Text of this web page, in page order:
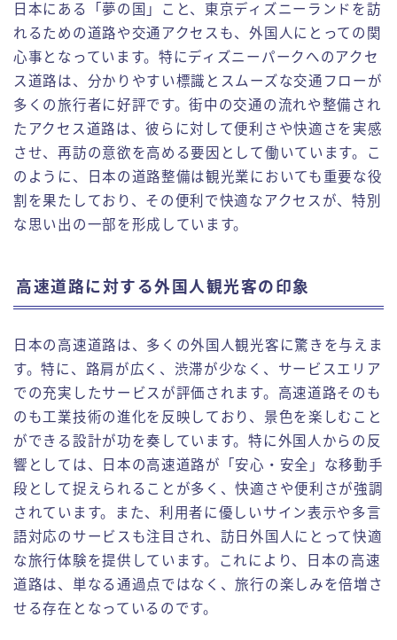
日本にある「夢の国」こと、東京ディズニーランドを訪
れるための道路や交通アクセスも、外国人にとっての関
心事となっています。特にディズニーパークへのアクセ
ス道路は、分かりやすい標識とスムーズな交通フローが
多くの旅行者に好評です。街中の交通の流れや整備され
たアクセス道路は、彼らに対して便利さや快適さを実感
させ、再訪の意欲を高める要因として働いています。こ
のように、日本の道路整備は観光業においても重要な役
割を果たしており、その便利で快適なアクセスが、特別
な思い出の一部を形成しています。
高速道路に対する外国人観光客の印象
日本の高速道路は、多くの外国人観光客に驚きを与えま
す。特に、路肩が広く、渋滞が少なく、サービスエリア
での充実したサービスが評価されます。高速道路そのも
のも工業技術の進化を反映しており、景色を楽しむこと
ができる設計が功を奏しています。特に外国人からの反
響としては、日本の高速道路が「安心・安全」な移動手
段として捉えられることが多く、快適さや便利さが強調
されています。また、利用者に優しいサイン表示や多言
語対応のサービスも注目され、訪日外国人にとって快適
な旅行体験を提供しています。これにより、日本の高速
道路は、単なる通過点ではなく、旅行の楽しみを倍増さ
せる存在となっているのです。